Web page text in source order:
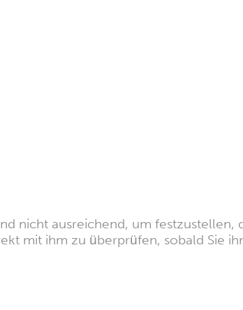
nicht ausreichend, um festzustellen,
mit ihm zu überprüfen, sobald Sie